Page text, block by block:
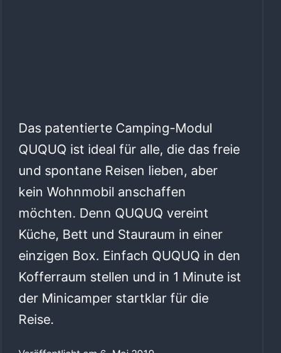
Das patentierte Camping-Modul
QUQUQ ist ideal für alle, die das freie
und spontane Reisen lieben, aber
kein Wohnmobil anschaffen
möchten. Denn QUQUQ vereint
Küche, Bett und Stauraum in einer
einzigen Box. Einfach QUQUQ in den
Kofferraum stellen und in 1 Minute ist
der Minicamper startklar für die
Reise.